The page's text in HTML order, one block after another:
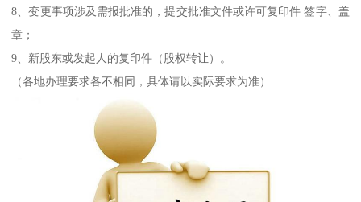
8、变更事项涉及需报批准的，提交批准文件或许可复印件 签字、盖
章；
9、新股东或发起人的复印件（股权转让）。
（各地办理要求各不相同，具体请以实际要求为准）